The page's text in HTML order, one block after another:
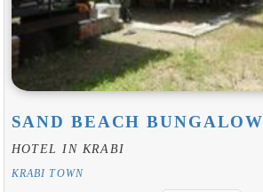
SAND BEACH BUNGALOW
HOTEL IN KRABI
KRABI TOWN